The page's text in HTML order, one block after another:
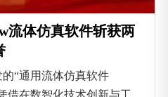
流体仿真软件斩获两
“通用流体仿真软件
借在数智化技术创新与工